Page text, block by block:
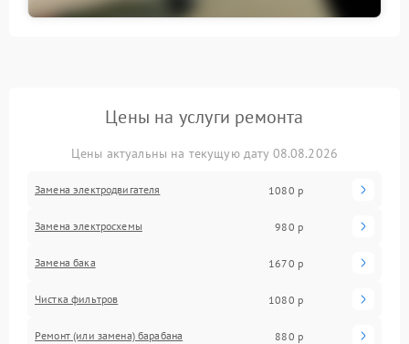
Цены на услуги ремонта
Цены актуальны на текущую дату 08.08.2026
Замена электродвигателя 1080 р
Замена электросхемы 980 р
Замена бака 1670 р
Чистка фильтров 1080 р
Ремонт (или замена) барабана 880 р